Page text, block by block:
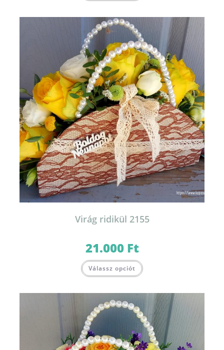
Virág ridikül 2155
21.000 Ft
Válassz opciót